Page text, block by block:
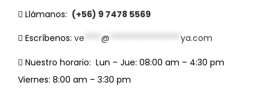
Llámanos: (+56) 9 7478 5569
Escríbenos: ve @ ya.com
Nuestro horario: Lun – Jue: 08:00 am – 4:30 pm
Viernes: 8:00 am – 3:30 pm